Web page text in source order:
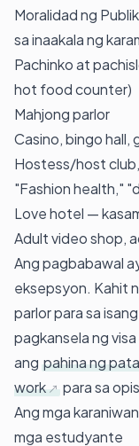
Moralidad ng
sa inaakala ng
Pachinko at
hot food counter)
Mahjong parlor
Casino, bingo hall,
Hostess/host club,
"Fashion health,"
Love hotel —
Adult video shop,
Ang pagbabawal
eksepsyon. Kahit
parlor para sa
pagkansela ng
ang pahina ng
work
para sa
Ang mga
mga estudyante